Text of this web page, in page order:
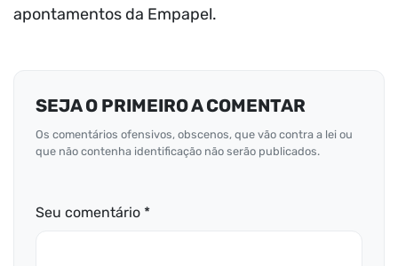
apontamentos da Empapel.
SEJA O PRIMEIRO A COMENTAR
Os comentários ofensivos, obscenos, que vão contra a lei ou
que não contenha identificação não serão publicados.
Seu comentário *